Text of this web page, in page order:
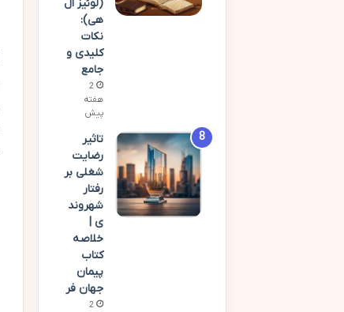
(لوئیز ال
هی):
نکات
کلیدی و
جامع
2
هفته
پیش
تاثیر
رضایت
شغلی بر
رفتار
شهروند
ی |
خلاصه
کتاب
پیمان
جهان فر
2